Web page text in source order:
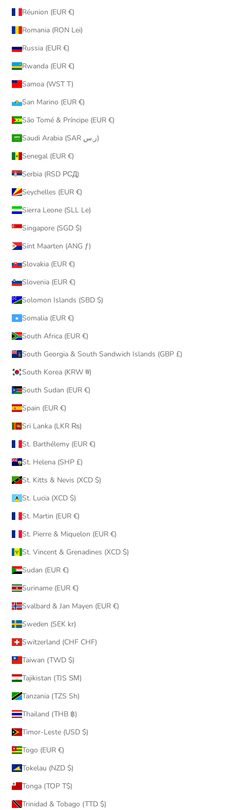
Réunion (EUR €)
Romania (RON Lei)
Russia (EUR €)
Rwanda (EUR €)
Samoa (WST T)
San Marino (EUR €)
São Tomé & Príncipe (EUR €)
Saudi Arabia (SAR ر.س)
Senegal (EUR €)
Serbia (RSD РСД)
Seychelles (EUR €)
Sierra Leone (SLL Le)
Singapore (SGD $)
Sint Maarten (ANG ƒ)
Slovakia (EUR €)
Slovenia (EUR €)
Solomon Islands (SBD $)
Somalia (EUR €)
South Africa (EUR €)
South Georgia & South Sandwich Islands (GBP £)
South Korea (KRW ₩)
South Sudan (EUR €)
Spain (EUR €)
Sri Lanka (LKR ₨)
St. Barthélemy (EUR €)
St. Helena (SHP £)
St. Kitts & Nevis (XCD $)
St. Lucia (XCD $)
St. Martin (EUR €)
St. Pierre & Miquelon (EUR €)
St. Vincent & Grenadines (XCD $)
Sudan (EUR €)
Suriname (EUR €)
Svalbard & Jan Mayen (EUR €)
Sweden (SEK kr)
Switzerland (CHF CHF)
Taiwan (TWD $)
Tajikistan (TJS ЅМ)
Tanzania (TZS Sh)
Thailand (THB ฿)
Timor-Leste (USD $)
Togo (EUR €)
Tokelau (NZD $)
Tonga (TOP T$)
Trinidad & Tobago (TTD $)